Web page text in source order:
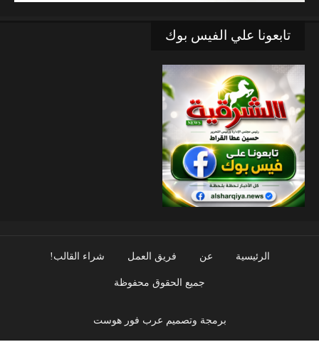
تابعونا علي الفيس بوك
الرئيسية عن فريق العمل شراء القالب!
جميع الحقوق محفوظة
برمجة وتصميم عرب فور هوست